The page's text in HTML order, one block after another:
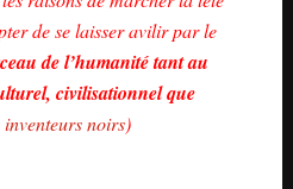
de se laisser avilir par le
de l’humanité tant au
civilisationnel que
inventeurs noirs)